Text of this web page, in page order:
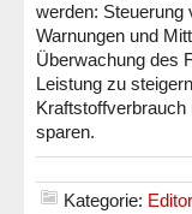
werden: Steuerung
Warnungen und
Überwachung des
Leistung zu
Kraftstoffverbrauch
sparen.
Kategorie: